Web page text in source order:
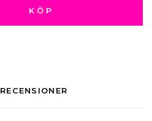
KÖP
RECENSIONER